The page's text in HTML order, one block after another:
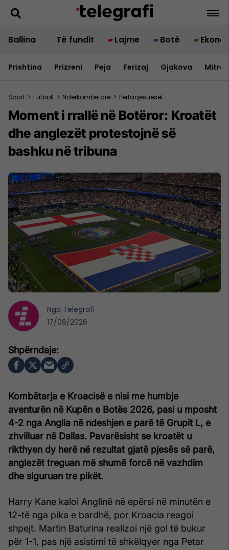
Ballina Të fundit Lajme Botë
Prishtina Prizreni Peja Ferizaj Gjakova
Sport > Futboll > Ndërkombëtare > Përfaqësueset
Moment i rrallë në Botëror: Kroatët
dhe anglezët protestojnë së
bashku në tribuna
Kombëtarja e Kroacisë e nisi me humbje
aventurën në Kupën e Botës 2026, pasi u mposht
4-2 nga Anglia në ndeshjen e parë të Grupit L, e
zhvilluar në Dallas. Pavarësisht se kroatët u
rikthyen dy herë në rezultat gjatë pjesës së parë,
anglezët treguan më shumë forcë në vazhdim
dhe siguruan tre pikët.
Harry Kane kaloi Anglinë në epërsi në minutën e
12-të nga pika e bardhë, por Kroacia reagoi
shpejt. Martin Baturina realizoi një gol të bukur
për 1-1, pas një asistimi të shkëlqyer nga Petar
Nga Telegrafi
17/06/2026